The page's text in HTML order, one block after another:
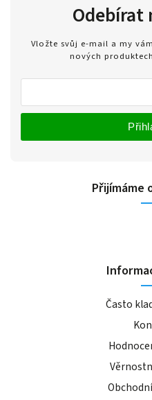
Vložte svůj e-mail a my
nových
Přijímáme
Často